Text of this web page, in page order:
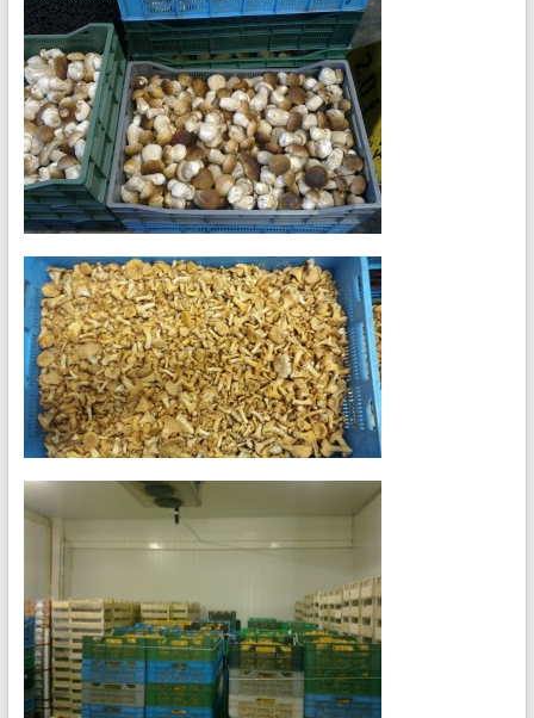
红
莓，
供
应
餐
饮
企
业，
连
锁
超
市，
糕
点
店
和
锁
餐